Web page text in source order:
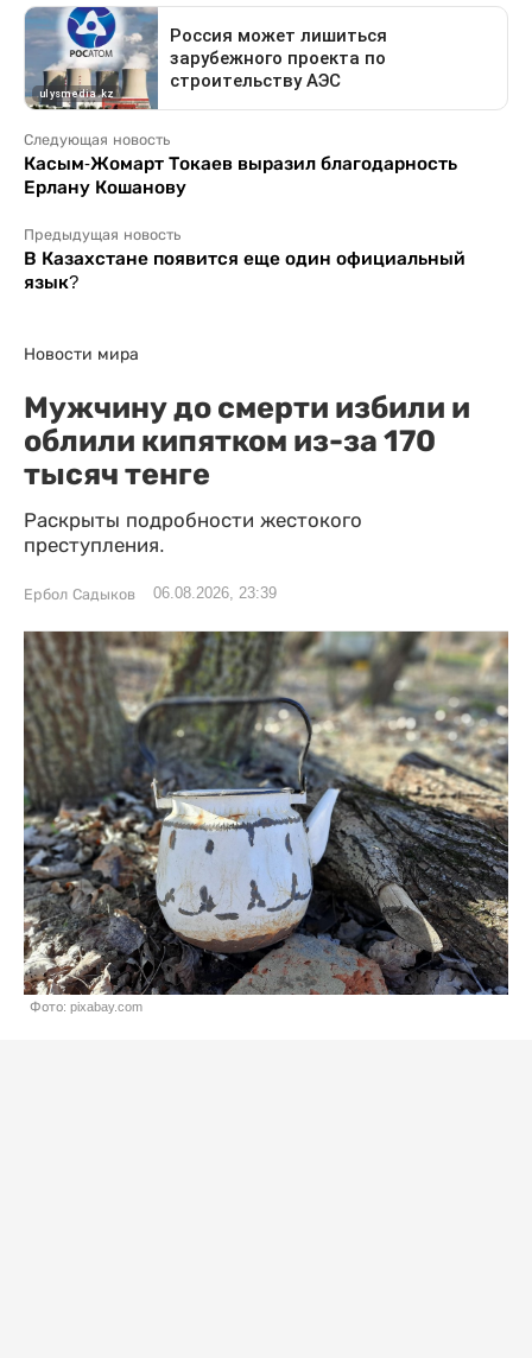
Следующая новость
Касым-Жомарт Токаев выразил благодарность
Ерлану Кошанову
Предыдущая новость
В Казахстане появится еще один официальный
язык?
Новости мира
Мужчину до смерти избили и
облили кипятком из-за 170
тысяч тенге
Раскрыты подробности жестокого
преступления.
Ербол Садыков 06.08.2026, 23:39
Фото: pixabay.com